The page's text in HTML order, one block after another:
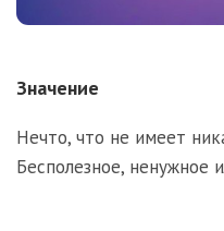
Значение
Нечто, что не имеет
Бесполезное, ненужное